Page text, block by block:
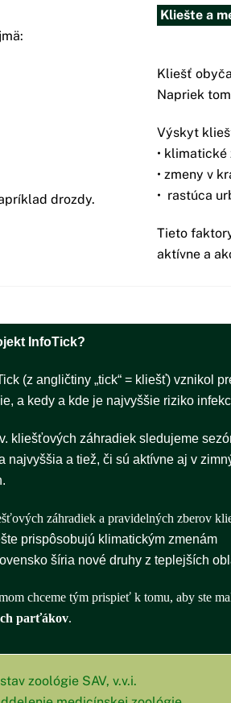
drozdy.
Kliešte a
Kliešť
Napriek
Výskyt
• klimatické
• zmeny v
• rastúca
Tieto
aktívne a
InfoTick?
(z angličtiny „tick“ = kliešť) vznikol
a kedy a kde je najvyššie riziko
kliešťových záhradiek sledujeme
najvyššia a tiež, či sú aktívne aj v
záhradiek a pravidelných zberov
prispôsobujú klimatickým zmenám
šíria nové druhy z teplejších
chceme tým prispieť k tomu, aby ste
parťákov.
zoológie SAV, v.v.i.